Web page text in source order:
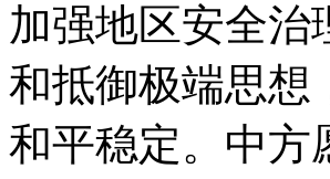
加强地区安全治
和抵御极端思想
和平稳定。中方